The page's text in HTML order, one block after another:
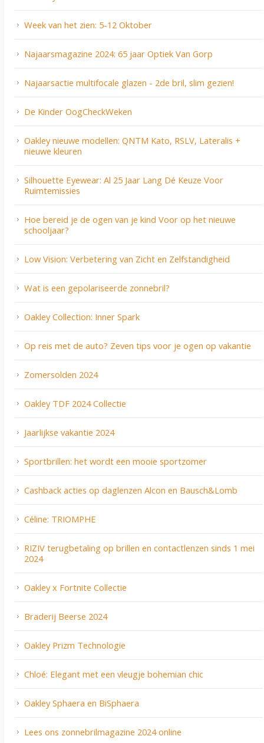
Week van het zien: 5-12 Oktober
Najaarsmagazine 2024: 65 jaar Optiek Van Gorp
Najaarsactie multifocale glazen - 2de bril, slim gezien!
De Kinder OogCheckWeken
Oakley nieuwe modellen: QNTM Kato, RSLV, Lateralis +
nieuwe kleuren
Silhouette Eyewear: Al 25 Jaar Lang Dé Keuze Voor
Ruimtemissies
Hoe bereid je de ogen van je kind Voor op het nieuwe
schooljaar?
Low Vision: Verbetering van Zicht en Zelfstandigheid
Wat is een gepolariseerde zonnebril?
Oakley Collection: Inner Spark
Op reis met de auto? Zeven tips voor je ogen op vakantie
Zomersolden 2024
Oakley TDF 2024 Collectie
Jaarlijkse vakantie 2024
Sportbrillen: het wordt een mooie sportzomer
Cashback acties op daglenzen Alcon en Bausch&Lomb
Céline: TRIOMPHE
RIZIV terugbetaling op brillen en contactlenzen sinds 1 mei
2024
Oakley x Fortnite Collectie
Braderij Beerse 2024
Oakley Prizm Technologie
Chloé: Elegant met een vleugje bohemian chic
Oakley Sphaera en BiSphaera
Lees ons zonnebrilmagazine 2024 online